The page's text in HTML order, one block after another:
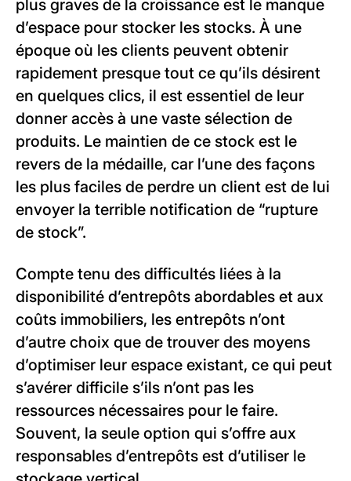
plus graves de la croissance est le manque
d’espace pour stocker les stocks. À une
époque où les clients peuvent obtenir
rapidement presque tout ce qu’ils désirent
en quelques clics, il est essentiel de leur
donner accès à une vaste sélection de
produits. Le maintien de ce stock est le
revers de la médaille, car l’une des façons
les plus faciles de perdre un client est de lui
envoyer la terrible notification de “rupture
de stock”.
Compte tenu des difficultés liées à la
disponibilité d’entrepôts abordables et aux
coûts immobiliers, les entrepôts n’ont
d’autre choix que de trouver des moyens
d’optimiser leur espace existant, ce qui peut
s’avérer difficile s’ils n’ont pas les
ressources nécessaires pour le faire.
Souvent, la seule option qui s’offre aux
responsables d’entrepôts est d’utiliser le